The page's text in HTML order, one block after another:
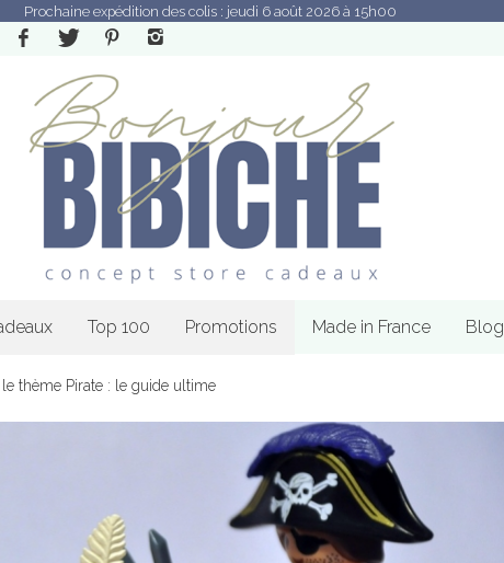
Prochaine expédition des colis : jeudi 6 août 2026 à 15h00
Top 100 Promotions Made in France Blog
thème Pirate : le guide ultime